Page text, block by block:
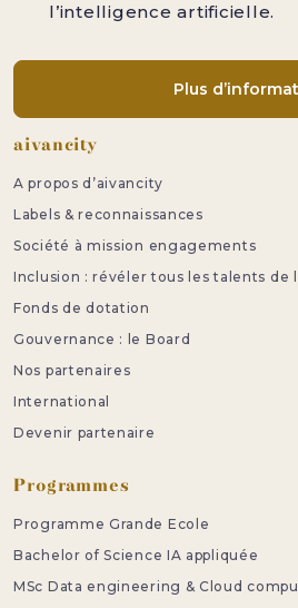
l’intelligence artificielle.
Plus
Pied de page
aivancity
A propos d’aivancity
Labels & reconnaissances
Société à mission engagements
Inclusion : révéler tous les talents de
Fonds de dotation
Gouvernance : le Board
Nos partenaires
International
Devenir partenaire
Programmes
Programme Grande Ecole
Bachelor of Science IA appliquée
MSc Data engineering & Cloud